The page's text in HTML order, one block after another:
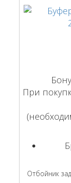
При
Отбойник